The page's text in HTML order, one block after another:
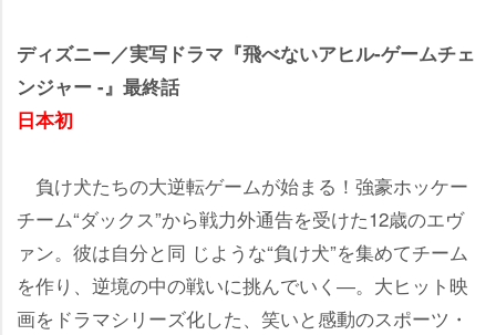
ディズニー／実写ドラマ『飛べないアヒル-ゲームチェ
ンジャー -』最終話
日本初
負け犬たちの大逆転ゲームが始まる！強豪ホッケー
チーム“ダックス”から戦力外通告を受けた12歳のエヴ
ァン。彼は自分と同 じような“負け犬”を集めてチーム
を作り、逆境の中の戦いに挑んでいく―。大ヒット映
画をドラマシリーズ化した、笑いと感動のスポーツ・